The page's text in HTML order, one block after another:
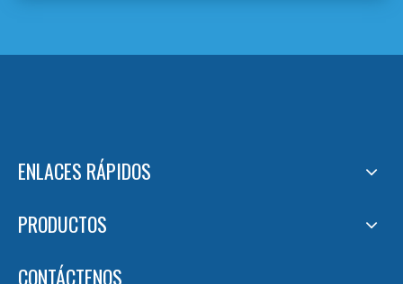
ENLACES RÁPIDOS
PRODUCTOS
CONTÁCTENOS